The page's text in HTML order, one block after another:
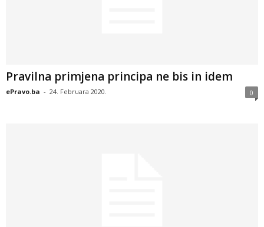
Pravilna primjena principa ne bis in idem
ePravo.ba - 24. Februara 2020. 0